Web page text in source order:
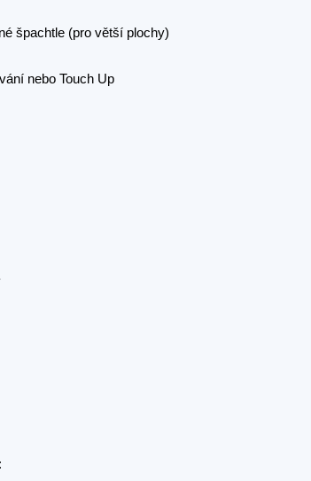
špachtle (pro větší plochy)
nebo Touch Up